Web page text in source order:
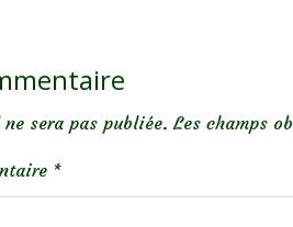
sera pas publiée. Les champs
*